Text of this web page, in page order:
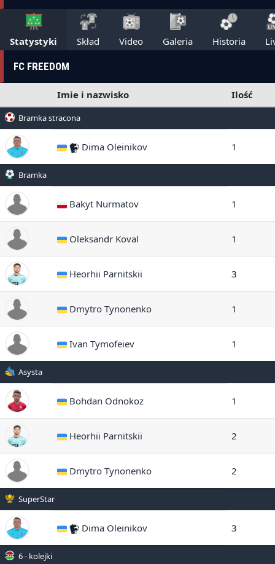
Statystyki Skład Video Galeria Historia
FC FREEDOM
Imie i nazwisko Ilość
Bramka stracona
Dima Oleinikov 1
Bramka
Bakyt Nurmatov 1
Oleksandr Koval 1
Heorhii Parnitskii 3
Dmytro Tynonenko 1
Ivan Tymofeiev 1
Asysta
Bohdan Odnokoz 1
Heorhii Parnitskii 2
Dmytro Tynonenko 2
SuperStar
Dima Oleinikov 3
6 - kolejki